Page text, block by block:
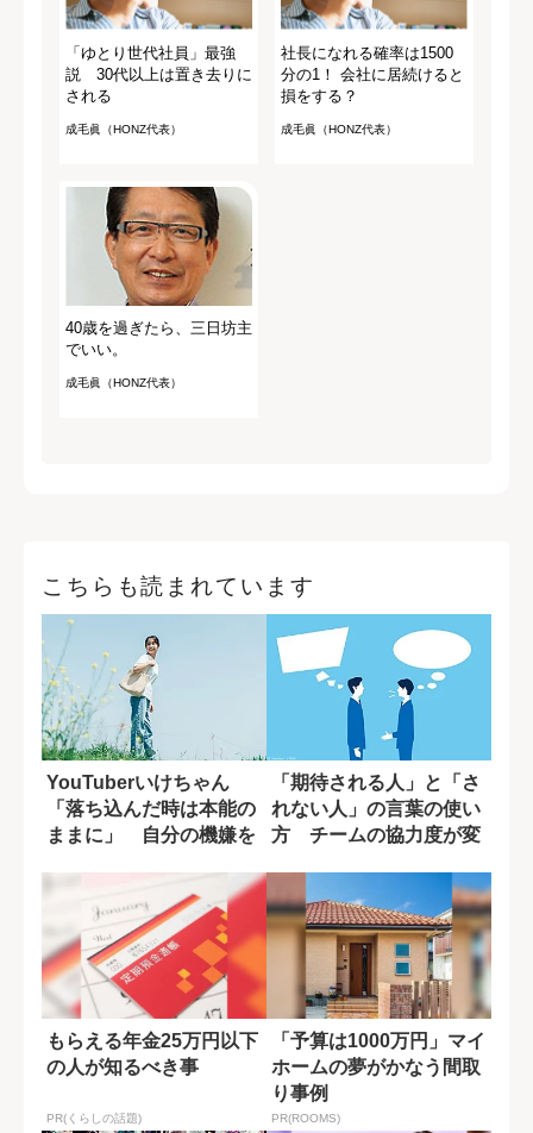
「ゆとり世代社員」最強
説 30代以上は置き去りに
される
成毛眞（HONZ代表）
社長になれる確率は1500
分の1！ 会社に居続けると
損をする？
成毛眞（HONZ代表）
40歳を過ぎたら、三日坊主
でいい。
成毛眞（HONZ代表）
こちらも読まれています
YouTuberいけちゃん
「落ち込んだ時は本能の
ままに」 自分の機嫌を
「期待される人」と「さ
れない人」の言葉の使い
方 チームの協力度が変
もらえる年金25万円以下
の人が知るべき事
PR(くらしの話題)
「予算は1000万円」マイ
ホームの夢がかなう間取
り事例
PR(ROOMS)